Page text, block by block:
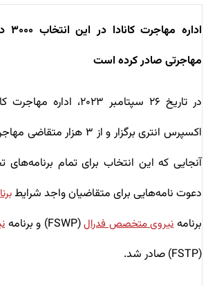
اداره
مهاجرتی صادر کرده است
در تاریخ ۲۶ سپتامبر ۲۰۲۳،
اکسپرس انتری برگزار و از ۳
آنجایی که این انتخاب برای تمام برنامه‌های
دعوت نامه‌هایی برای متقاضیان واجد شرایط
برنامهنیروی متخصص فدرال(FSWP) و برنامه